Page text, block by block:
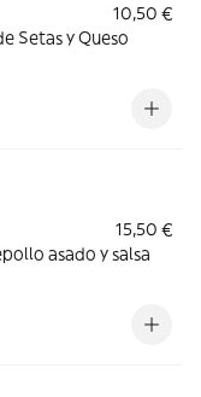
10,50 €
Setas y Queso
15,50 €
asado y salsa